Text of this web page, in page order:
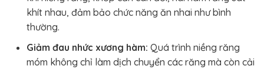
khít nhau, đảm bảo chức năng ăn nhai như bình
thường.
Giảm đau nhức xương hàm: Quá trình niềng răng
móm không chỉ làm dịch chuyển các răng mà còn cải